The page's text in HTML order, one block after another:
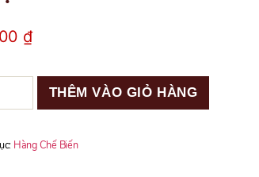
₫
THÊM VÀO GIỎ HÀNG
Hàng Chế Biến